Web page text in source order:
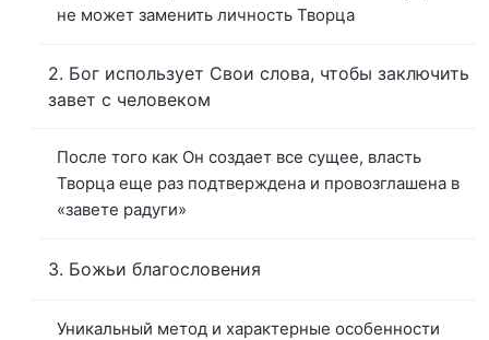
не может заменить личность Творца
2. Бог использует Свои слова, чтобы заключить
завет с человеком
После того как Он создает все сущее, власть
Творца еще раз подтверждена и провозглашена в
«завете радуги»
3. Божьи благословения
Уникальный метод и характерные особенности